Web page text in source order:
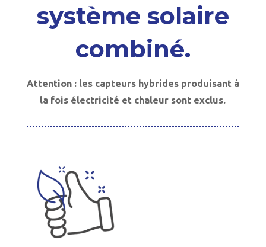
système solaire
combiné.
Attention : les capteurs hybrides produisant à
la fois électricité et chaleur sont exclus.